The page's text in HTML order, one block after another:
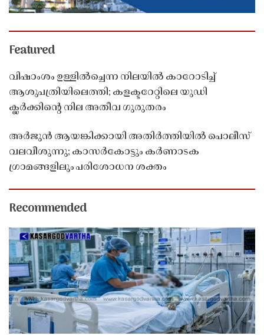
Featured
വിഷാംശം ഉള്ളിൽച്ചെന്ന നിലയിൽ കാറോടിച്ച്
ആശുപത്രിയിലെത്തി; കളക്ടറേറ്റിലെ യുഡി
ക്ലർക്കിൻ്റെ നില അതീവ ഗുരുതരം
അർജുൻ ആയങ്കിക്കായി അതിർത്തിയിൽ പൊലീസ്
വലവീശുന്നു; കാസർകോട്ടും കർണാടക
ഗ്രാമങ്ങളിലും പരിശോധന ശക്തം
Recommended